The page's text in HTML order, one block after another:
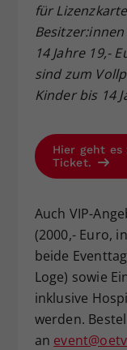
für
14 Jahre 19,-
sind zum
Kinder bis 14
Hier geht es
Ticket.
Auch VIP-
(2000,- Euro,
beide
Loge) sowie
inklusive
werden.
an